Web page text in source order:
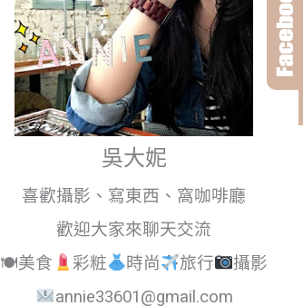
吳大妮
喜歡攝影、寫東西、窩咖啡廳
歡迎大家來聊天交流
🍽美食
彩粧 時尚 旅行
攝影
annie33601@gmail.com